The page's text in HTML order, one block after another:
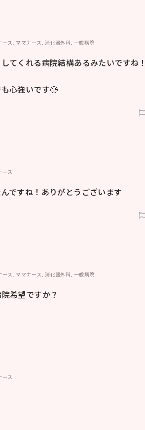
ス, ママナース, 消化器外科, 一般病院
てくれる病院結構あるみたいですね
心強いです🥲
ス
ですね！ありがとうございます
ス, ママナース, 消化器外科, 一般病院
希望ですか？
ス